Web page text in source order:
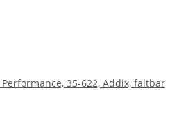
35-622, Addix, faltbar